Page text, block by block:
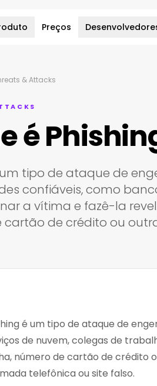
Preços
& Attacks
é
tipo de ataque de
confiáveis, como
a vítima e fazê-la
cartão de crédito ou
é um tipo de ataque de
de nuvem, colegas de
número de cartão de crédito
telefônica ou site falso.